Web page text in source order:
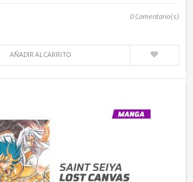
0Comentario(s)
AÑADIR AL CARRITO